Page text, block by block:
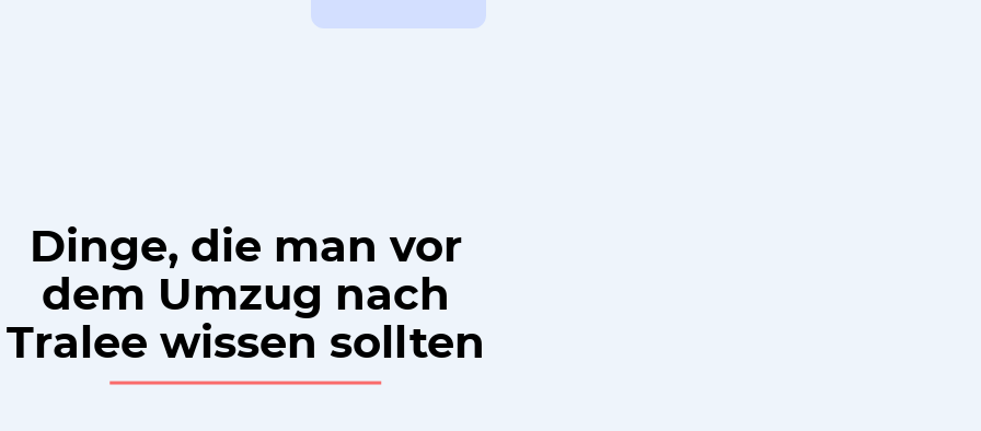
Dinge, die man vor
dem Umzug nach
Tralee wissen sollten